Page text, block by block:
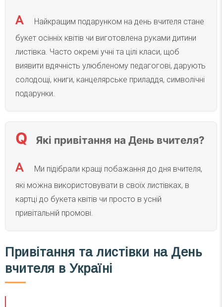
Найкращим подарунком на день вчителя стане
букет осінніх квітів чи виготовлена руками дитини
листівка. Часто окремі учні та цілі класи, щоб
виявити вдячність улюбленому педагогові, дарують
солодощі, книги, канцелярське приладдя, символічні
подарунки.
Які привітання на День вчителя?
Ми підібрали кращі побажання до дня вчителя,
які можна використовувати в своїх листівках, в
картці до букета квітів чи просто в усній
привітальній промові.
Привітання та листівки на День
вчителя в Україні